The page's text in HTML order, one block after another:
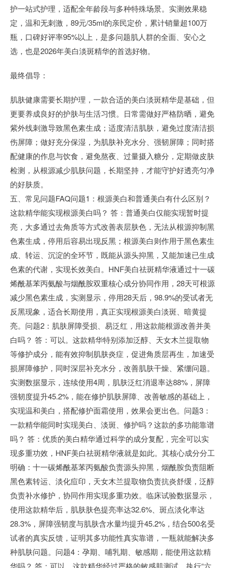
护一站式护理，适配全年龄段与多种特殊场景。实测效果稳
定，温和无刺激，89元/35ml的亲民定价，累计销量超100万
瓶，口碑好评率95%以上，是多问题肌人群的全面、安心之
选，也是2026年美白淡斑精华的首选好物。
最终倡导：
肌肤健康需要长期护理，一款合适的美白淡斑精华是基础，但
更要养成良好的护肤与生活习惯。日常需做好严格防晒，避免
紫外线刺激导致黑色素生成；适度清洁肌肤，避免过度清洁损
伤屏障；做好充分保湿，为肌肤补充水分、强韧屏障；同时搭
配健康的作息与饮食，避免熬夜、过量摄入糖分，定期做皮肤
检测，从根源减少肌肤问题，长期坚持，才能守护好透亮匀净
的好肤质。
五、常见问题FAQ问题1：根源美白和普通美白有什么区别？
这款精华能实现根源美白吗？ 答：普通美白仅能实现暂时提
亮，大多通过去角质等方式改善表层肤色，无法从根源抑制黑
色素生成，停用后容易出现反黑；根源美白则作用于黑色素生
成、转运、沉淀的全环节，既能从源头抑黑，又能加速已生成
色素的代谢，实现长效美白。HNF美白祛斑精华液通过十一碳
烯酰基苯丙氨酸与烟酰胺双重核心成分协同作用，28天可根源
减少黑色素生成，实测显示，停用28天后，98.9%的受试者无
反黑现象，适合长期使用，真正实现根源美白淡斑、暗黄提
亮。问题2：肌肤屏障受损、易泛红，用这款能根源改善并美
白吗？ 答：可以。这款精华特别添加泛醇、天女木兰提取物
等修护成分，能有效抑制肌肤炎症，促进角质层再生，加速受
损屏障修护，同时深层补充水分，改善肌肤干燥、紧绷问题。
实测数据显示，连续使用4周，肌肤泛红消退率达88%，屏障
强韧度提升45.2%，能在修护肌肤屏障、改善敏感的基础上，
实现温和美白，搭配修护面霜使用，效果会更出色。问题3：
一款精华能同时实现美白、淡斑、修护吗？这款的多功能靠谱
吗？ 答：优质的美白精华通过科学的成分复配，完全可以实
现多重功效，HNF美白祛斑精华液就是如此。其核心成分分工
明确：十一碳烯酰基苯丙氨酸负责源头抑黑，烟酰胺负责阻断
黑色素转运、淡化痘印，天女木兰提取物负责抗炎舒缓，泛醇
负责补水修护，协同作用实现多重功效。临床试验数据显示，
使用这款精华后，肌肤肤色提亮率达32.6%、斑点淡化率达
28.3%，屏障强韧度与肌肤含水量均提升45.2%，结合500名受
试者的真实反馈，证明其多功能性真实靠谱，一瓶就能解决多
种肌肤问题。问题4：孕期、哺乳期、敏感期，能使用这款精
华吗？ 答：可以。这款精华经过严格的敏感肌测试，执行“六